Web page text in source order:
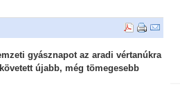
gyásznapot az aradi vértanúkra
újabb, még tömegesebb